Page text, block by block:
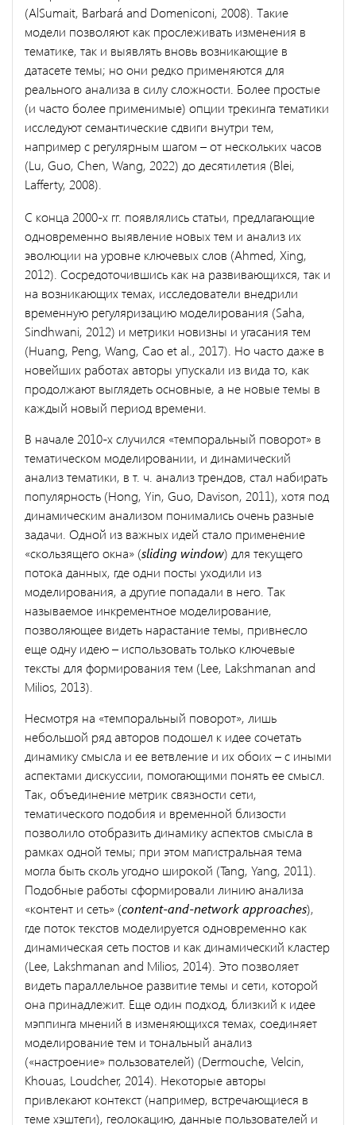
(AlSumait, Barbará and Domeniconi, 2008). Такие
модели позволяют как прослеживать изменения в
тематике, так и выявлять вновь возникающие в
датасете темы; но они редко применяются для
реального анализа в силу сложности. Более простые
(и часто более применимые) опции трекинга тематики
исследуют семантические сдвиги внутри тем,
например с регулярным шагом – от нескольких часов
(Lu, Guo, Chen, Wang, 2022) до десятилетия (Blei,
Lafferty, 2008).
С конца 2000-х гг. появлялись статьи, предлагающие
одновременно выявление новых тем и анализ их
эволюции на уровне ключевых слов (Ahmed, Xing,
2012). Сосредоточившись как на развивающихся, так и
на возникающих темах, исследователи внедрили
временную регуляризацию моделирования (Saha,
Sindhwani, 2012) и метрики новизны и угасания тем
(Huang, Peng, Wang, Cao et al., 2017). Но часто даже в
новейших работах авторы упускали из вида то, как
продолжают выглядеть основные, а не новые темы в
каждый новый период времени.
В начале 2010-х случился «темпоральный поворот» в
тематическом моделировании, и динамический
анализ тематики, в т. ч. анализ трендов, стал набирать
популярность (Hong, Yin, Guo, Davison, 2011), хотя под
динамическим анализом понимались очень разные
задачи. Одной из важных идей стало применение
«скользящего окна» (sliding window) для текущего
потока данных, где одни посты уходили из
моделирования, а другие попадали в него. Так
называемое инкрементное моделирование,
позволяющее видеть нарастание темы, привнесло
еще одну идею – использовать только ключевые
тексты для формирования тем (Lee, Lakshmanan and
Milios, 2013).
Несмотря на «темпоральный поворот», лишь
небольшой ряд авторов подошел к идее сочетать
динамику смысла и ее ветвление и их обоих – с иными
аспектами дискуссии, помогающими понять ее смысл.
Так, объединение метрик связности сети,
тематического подобия и временной близости
позволило отобразить динамику аспектов смысла в
рамках одной темы; при этом магистральная тема
могла быть сколь угодно широкой (Tang, Yang, 2011).
Подобные работы сформировали линию анализа
«контент и сеть» (content-and-network approaches),
где поток текстов моделируется одновременно как
динамическая сеть постов и как динамический кластер
(Lee, Lakshmanan and Milios, 2014). Это позволяет
видеть параллельное развитие темы и сети, которой
она принадлежит. Еще один подход, близкий к идее
мэппинга мнений в изменяющихся темах, соединяет
моделирование тем и тональный анализ
(«настроение» пользователей) (Dermouche, Velcin,
Khouas, Loudcher, 2014). Некоторые авторы
привлекают контекст (например, встречающиеся в
теме хэштеги), геолокацию, данные пользователей и